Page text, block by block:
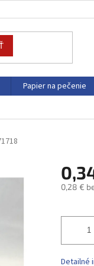
Papier na pečenie
0,28 €
cena:
Detailné